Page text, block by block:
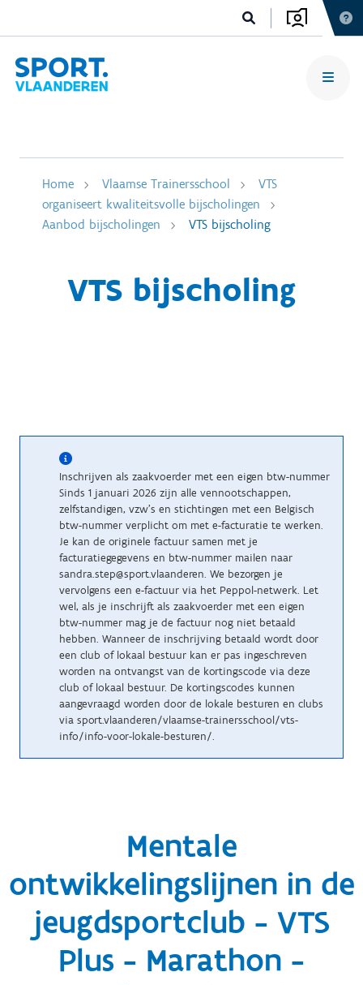
Home Vlaamse Trainersschool
VTS
organiseert kwaliteitsvolle bijscholingen
Aanbod bijscholingen
VTS bijscholing
VTS bijscholing
Inschrijven als zaakvoerder met een eigen btw-nummer
Sinds 1 januari 2026 zijn alle vennootschappen,
zelfstandigen, vzw’s en stichtingen met een Belgisch
btw-nummer verplicht om met e-facturatie te werken.
Je kan de originele factuur samen met je
facturatiegegevens en btw-nummer mailen naar
sandra.step@sport.vlaanderen. We bezorgen je
vervolgens een e-factuur via het Peppol-netwerk. Let
wel, als je inschrijft als zaakvoerder met een eigen
btw-nummer mag je de factuur nog niet betaald
hebben. Wanneer de inschrijving betaald wordt door
een club of lokaal bestuur kan er pas ingeschreven
worden na ontvangst van de kortingscode via deze
club of lokaal bestuur. De kortingscodes kunnen
aangevraagd worden door de lokale besturen en clubs
via sport.vlaanderen/vlaamse-trainersschool/vts-
info/info-voor-lokale-besturen/.